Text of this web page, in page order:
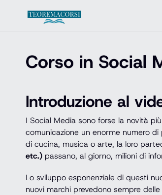
Corso in Social
Introduzione al
I Social Media sono forse la novità
comunicazione un enorme numero
di cucina, musica o arte, la loro
etc.) passano, al giorno, milioni di
Lo sviluppo esponenziale di questi
nuovi marchi prevedono sempre